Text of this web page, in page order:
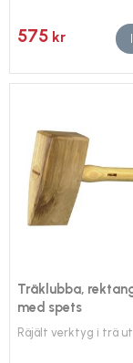
575 kr
Träklubba,
med spets
Räjält verktyg i trä